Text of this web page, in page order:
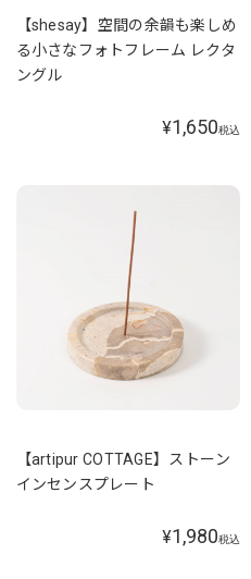
【shesay】空間の余韻も楽しめ
る小さなフォトフレーム レクタ
ングル
¥1,650税込
【artipur COTTAGE】ストーン
インセンスプレート
¥1,980税込